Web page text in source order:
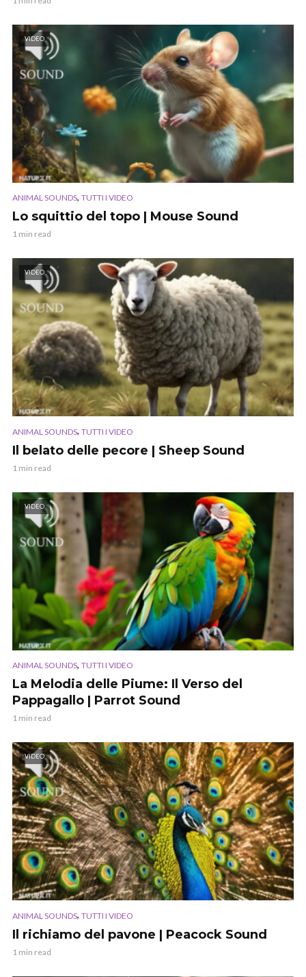
VIDEO
ANIMAL SOUNDS, TUTTI I VIDEO
Lo squittio del topo | Mouse Sound
1 min read
VIDEO
ANIMAL SOUNDS, TUTTI I VIDEO
Il belato delle pecore | Sheep Sound
1 min read
VIDEO
ANIMAL SOUNDS, TUTTI I VIDEO
La Melodia delle Piume: Il Verso del
Pappagallo | Parrot Sound
1 min read
VIDEO
ANIMAL SOUNDS, TUTTI I VIDEO
Il richiamo del pavone | Peacock Sound
1 min read